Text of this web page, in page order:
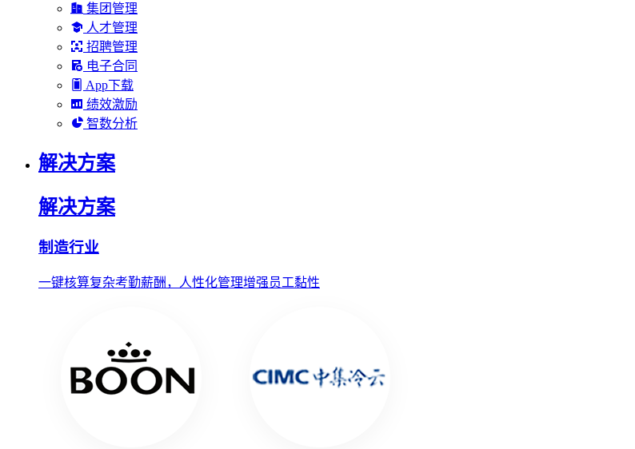
集团管理
人才管理
招聘管理
电子合同
App下载
绩效激励
智数分析
解决方案
解决方案
制造行业
一键核算复杂考勤薪酬，人性化管理增强员工黏性